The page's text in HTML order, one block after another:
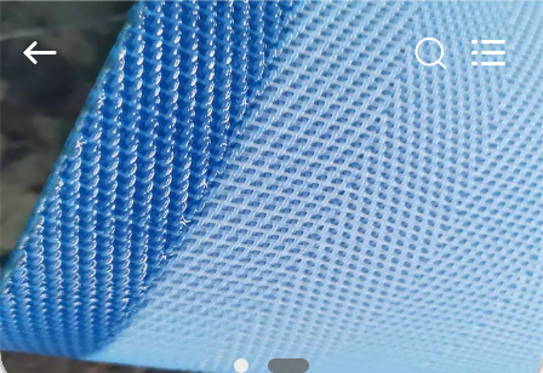
مسكن
منتجات
معلومات
عنا
2026
HUATAO
LOVER
LTD.
All
Rights
Reserved.